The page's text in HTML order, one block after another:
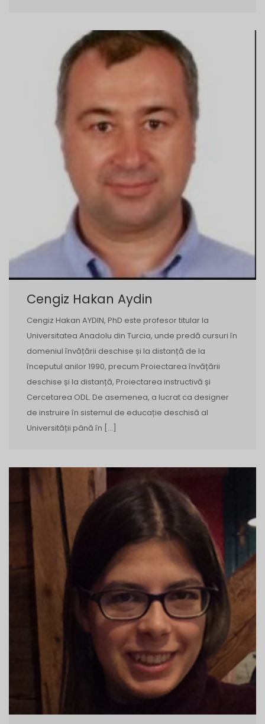
Cengiz Hakan Aydin
Cengiz Hakan AYDIN, PhD ​​este profesor titular la
Universitatea Anadolu din Turcia, unde predă cursuri în
domeniul învățării deschise și la distanță de la
începutul anilor 1990, precum Proiectarea învățării
deschise și la distanță, Proiectarea instructivă și
Cercetarea ODL. De asemenea, a lucrat ca designer
de instruire în sistemul de educație deschisă al
Universității până în […]